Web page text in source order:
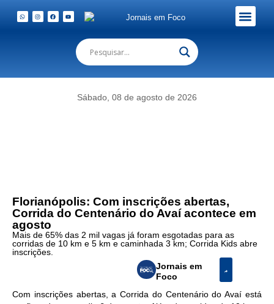
Sábado, 08 de agosto de 2026
Florianópolis: Com inscrições abertas,
Corrida do Centenário do Avaí acontece em
agosto
Mais de 65% das 2 mil vagas já foram esgotadas para as
corridas de 10 km e 5 km e caminhada 3 km; Corrida Kids abre
inscrições.
Jornais em
Foco
Com inscrições abertas, a Corrida do Centenário do Avaí está